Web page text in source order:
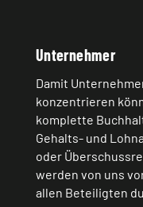
Unternehmer
Damit
konzentrieren
komplette
Gehalts- und
oder
werden von uns
allen Beteiligten